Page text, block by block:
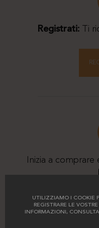
UTILIZZIAMO I COOKIE
REGISTRARE LE
INFORMAZIONI,
Registrati:Ti
Inizia a comprare